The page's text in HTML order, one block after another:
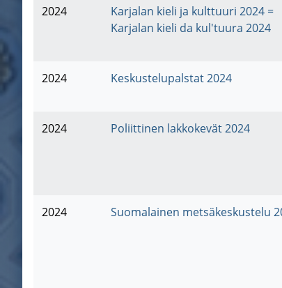
2024
Karjalan kieli ja kulttuuri 2024 =
Karjalan kieli da kul'tuura 2024
2024 Keskustelupalstat 2024
2024 Poliittinen lakkokevät 2024
2024 Suomalainen metsäkeskustelu